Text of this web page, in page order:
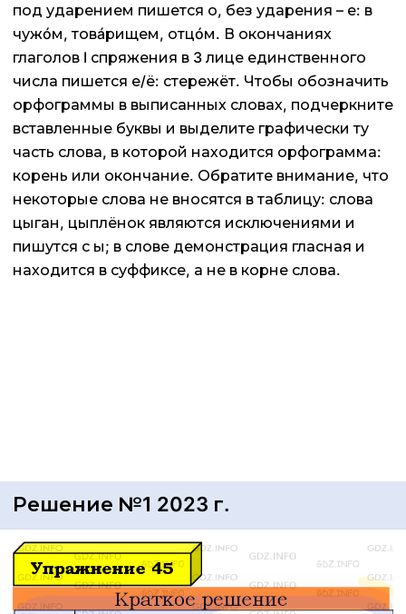
под ударением пишется о, без ударения – е: в
чужóм, товáрищем, отцóм. В окончаниях
глаголов I спряжения в 3 лице единственного
числа пишется е/ё: стережёт. Чтобы обозначить
орфограммы в выписанных словах, подчеркните
вставленные буквы и выделите графически ту
часть слова, в которой находится орфограмма:
корень или окончание. Обратите внимание, что
некоторые слова не вносятся в таблицу: слова
цыган, цыплёнок являются исключениями и
пишутся с ы; в слове демонстрация гласная и
находится в суффиксе, а не в корне слова.
Решение №1 2023 г.